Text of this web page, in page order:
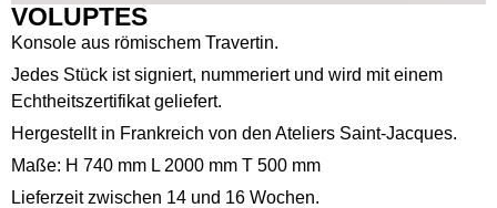
VOLUPTES
Konsole aus römischem Travertin.
Jedes Stück ist signiert, nummeriert und wird mit einem
Echtheitszertifikat geliefert.
Hergestellt in Frankreich von den Ateliers Saint-Jacques.
Maße: H 740 mm L 2000 mm T 500 mm
Lieferzeit zwischen 14 und 16 Wochen.